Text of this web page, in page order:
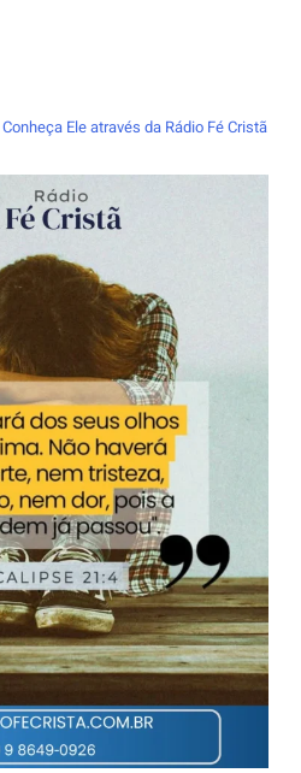
Conheça Ele através da Rádio Fé Cristã